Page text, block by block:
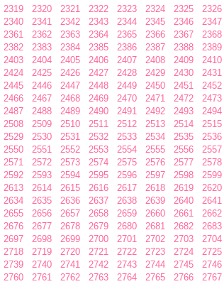
2319 2320 2321 2322 2323 2324 2325 2326
2340 2341 2342 2343 2344 2345 2346 2347
2361 2362 2363 2364 2365 2366 2367 2368
2382 2383 2384 2385 2386 2387 2388 2389
2403 2404 2405 2406 2407 2408 2409 2410
2424 2425 2426 2427 2428 2429 2430 2431
2445 2446 2447 2448 2449 2450 2451 2452
2466 2467 2468 2469 2470 2471 2472 2473
2487 2488 2489 2490 2491 2492 2493 2494
2508 2509 2510 2511 2512 2513 2514 2515
2529 2530 2531 2532 2533 2534 2535 2536
2550 2551 2552 2553 2554 2555 2556 2557
2571 2572 2573 2574 2575 2576 2577 2578
2592 2593 2594 2595 2596 2597 2598 2599
2613 2614 2615 2616 2617 2618 2619 2620
2634 2635 2636 2637 2638 2639 2640 2641
2655 2656 2657 2658 2659 2660 2661 2662
2676 2677 2678 2679 2680 2681 2682 2683
2697 2698 2699 2700 2701 2702 2703 2704
2718 2719 2720 2721 2722 2723 2724 2725
2739 2740 2741 2742 2743 2744 2745 2746
2760 2761 2762 2763 2764 2765 2766 2767